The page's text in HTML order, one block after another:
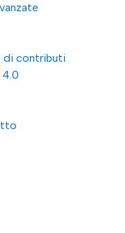
di contributi
4.0